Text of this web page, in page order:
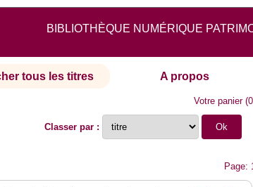
BIBLIOTHÈQUE NUMÉRIQUE
tous les titres A propos
Votre panier(0
Classer par :
Page: